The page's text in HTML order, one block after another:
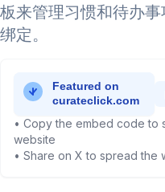
板来管理习惯和待办
绑定。
• Copy the embed code to
website
• Share on X to spread the